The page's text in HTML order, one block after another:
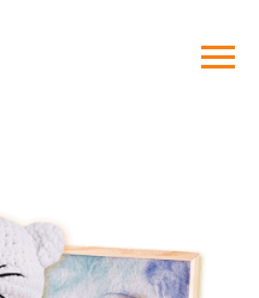
товары для хобби, шитья,
И ВИДОВ ТВОРЧЕСТВА